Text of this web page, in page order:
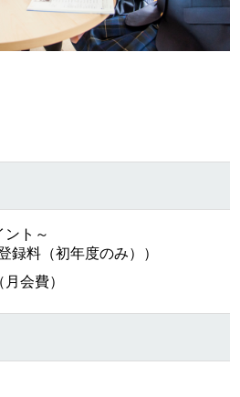
ト～
録料（初年度のみ））
会費）